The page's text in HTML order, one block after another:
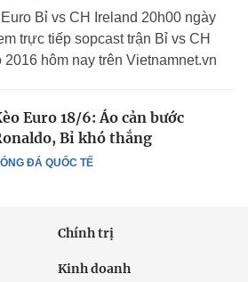
Bỉ vs CH Ireland 20h00 ngày
trực tiếp sopcast trận Bỉ vs CH
2016 hôm nay trên Vietnamnet.vn
ĐÁ QUỐC TẾ
Euro 18/6: Áo cản bước
Bỉ khó thắng
Chính trị
Kinh doanh